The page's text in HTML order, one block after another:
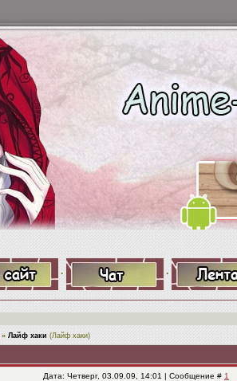
· ·
» Лайф хаки (Лайф хаки)
Дата: Четверг, 03.09.09, 14:01 | Сообщение # 1